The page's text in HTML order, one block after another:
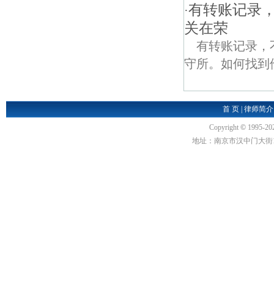
·有转账记录
关在荣
有转账记录，
守所。如何找到
首 页 |律师简介
Copyright © 1995-
地址：南京市汉中门大街